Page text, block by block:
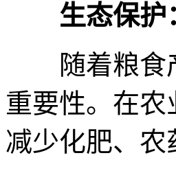
生态保护
随着粮食产
重要性。在
减少化肥、